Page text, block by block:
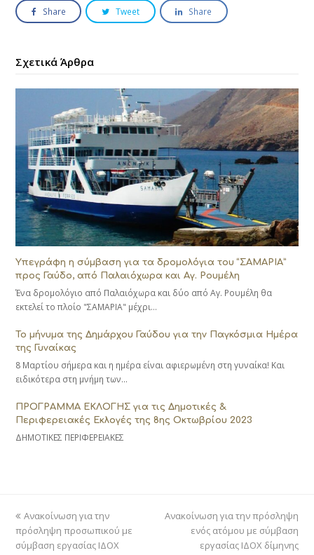
Share Tweet Share
Σχετικά Άρθρα
Υπεγράφη η σύμβαση για τα δρομολόγια του “ΣΑΜΑΡΙΑ”
προς Γαύδο, από Παλαιόχωρα και Αγ. Ρουμέλη
Ένα δρομολόγιο από Παλαιόχωρα και δύο από Αγ. Ρουμέλη θα
εκτελεί το πλοίο "ΣΑΜΑΡΙΑ" μέχρι…
Το μήνυμα της Δημάρχου Γαύδου για την Παγκόσμια Ημέρα
της Γυναίκας
8 Μαρτίου σήμερα και η ημέρα είναι αφιερωμένη στη γυναίκα! Και
ειδικότερα στη μνήμη των…
ΠΡΟΓΡΑΜΜΑ ΕΚΛΟΓΗΣ για τις Δημοτικές &
Περιφερειακές Εκλογές της 8ης Οκτωβρίου 2023
ΔΗΜΟΤΙΚΕΣ ΠΕΡΙΦΕΡΕΙΑΚΕΣ
previous
post:
Ανακοίνωση για την
πρόσληψη προσωπικού με
σύμβαση εργασίας ΙΔΟΧ
next
Ανακοίνωση για την πρόσληψη
ενός ατόμου με σύμβαση
εργασίας ΙΔΟΧ δίμηνης